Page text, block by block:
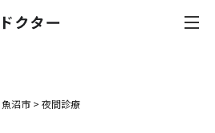
魚沼市 > 夜間診療